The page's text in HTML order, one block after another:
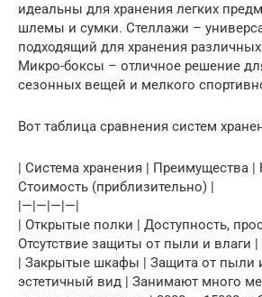
идеальны для хранения легких
шлемы и сумки. Стеллажи –
подходящий для хранения
Микро-боксы – отличное решение
сезонных вещей и мелкого
Вот таблица сравнения систем
| Система хранения | Преимущества |
Стоимость (приблизительно) |
|—|—|—|—|
| Открытые полки | Доступность,
Отсутствие защиты от пыли и влаги |
| Закрытые шкафы | Защита от пыли
эстетичный вид | Занимают много